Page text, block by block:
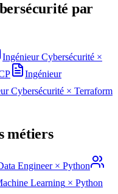
par
Ingénieur Cybersécurité ×
Ingénieur
Cybersécurité × Terraform
métiers
Engineer× Python
Learning × Python